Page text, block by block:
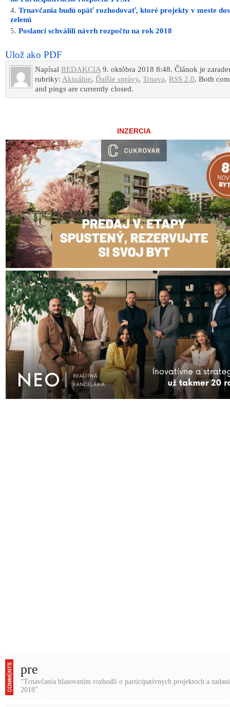
Trnavčania budú opäť rozhodovať, ktoré projekty v meste
zelenú
Poslanci schválili návrh rozpočtu na rok 2018
Ulož ako PDF
Napísal REDAKCIA9. októbra 2018 8:48. Článok je
rubriky: Aktuálne, Ďalšie správy, Trnava. RSS 2.0. Both
and pings are currently closed.
INZERCIA
pre
“Trnavčania hlasovaním rozhodli o participatívnych projektoch a
2018”